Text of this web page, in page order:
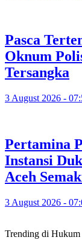
Pasca
Oknum
Tersangka
3 August 2026 -
Pertamina
Instansi
Aceh
3 August 2026 -
Trending di Hukum